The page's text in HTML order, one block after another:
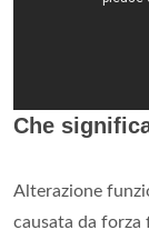
Che
Alterazione
causata da forza